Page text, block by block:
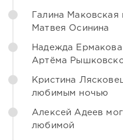
Галина Маковская
Матвея Осинина
Надежда
Артёма
Кристина
любимым ночью
Алексей Адеев
любимой